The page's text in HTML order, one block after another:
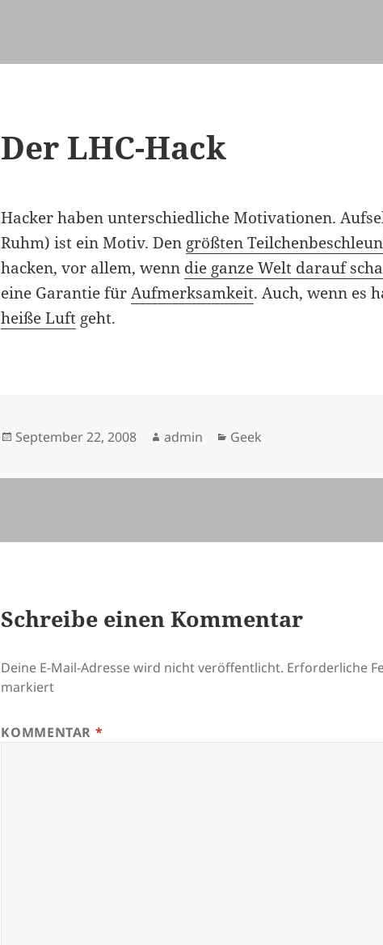
Der LHC-Hack
Hacker haben unterschiedliche Motivationen.
Ruhm) ist ein Motiv. Den größten
hacken, vor allem, wenn die ganze Welt darauf
eine Garantie fürAufmerksamkeit. Auch, wenn es
heiße Luft geht.
Veröffentlicht
September 22, 2008 Autor
admin Kategorien
Geek
Schreibe einen Kommentar
Deine E-Mail-Adresse wird nicht veröffentlicht. Erforderliche
markiert
KOMMENTAR *